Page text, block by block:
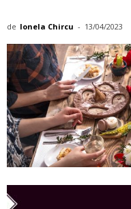
de Ionela Chircu - 13/04/2023